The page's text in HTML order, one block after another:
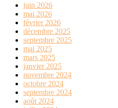
juin 2026
mai 2026
février 2026
décembre 2025
septembre 2025
mai 2025
mars 2025
janvier 2025
novembre 2024
octobre 2024
septembre 2024
août 2024